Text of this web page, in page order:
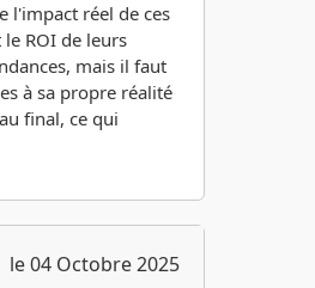
l'impact réel de ces
ROI de leurs
mais il faut
à sa propre réalité
final, ce qui
le 04 Octobre 2025